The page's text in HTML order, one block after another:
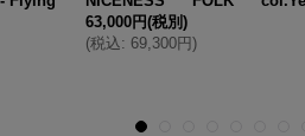
63,000円(税別)
(税込: 69,300円)